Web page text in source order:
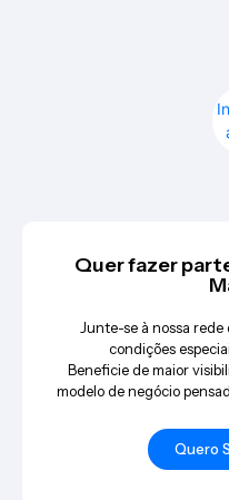
Quer fazer
Junte-se à nossa
condições
Beneficie de maior
modelo de negócio
Quero